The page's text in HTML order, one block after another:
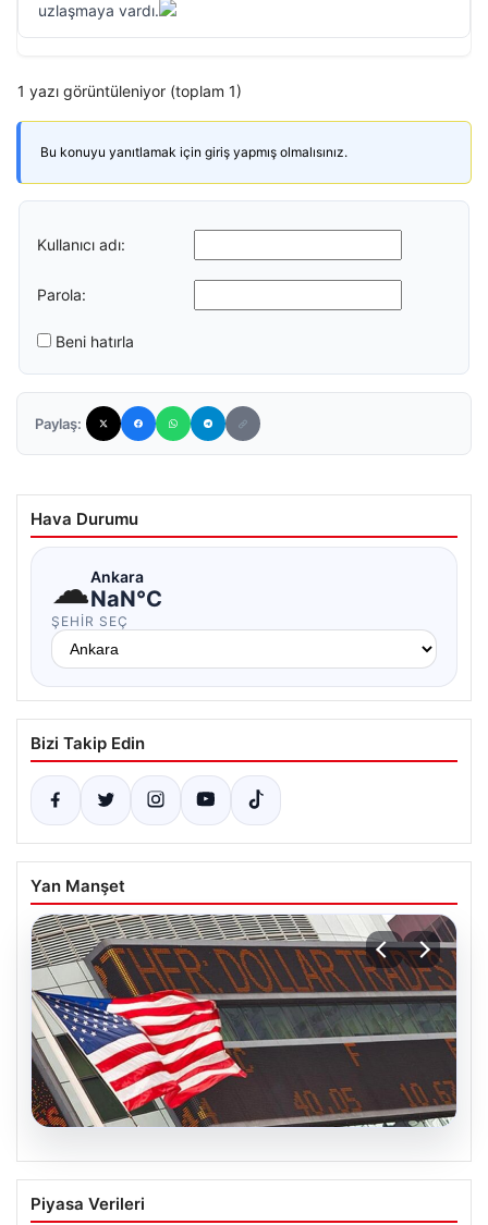
uzlaşmaya vardı.
1 yazı görüntüleniyor (toplam 1)
Bu konuyu yanıtlamak için giriş yapmış olmalısınız.
Kullanıcı adı:
Parola:
Beni hatırla
Paylaş:
Hava Durumu
☁Ankara
NaN°C
ŞEHIR SEÇ
Bizi Takip Edin
Yan Manşet
08.08.2026
FED Faiz Kararı Ne Zaman Açıklanacak?
Nisan Ayı Beklentileri ve Piyasa Yönleri
Piyasa Verileri